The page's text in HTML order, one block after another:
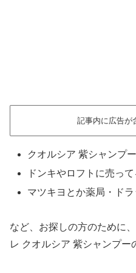
記事内に広告が
クオルシア 紫シャンプ
ドンキやロフトに売って
マツキヨとか薬局・ド
など、お探しの方のために
レ クオルシア 紫シャンプー